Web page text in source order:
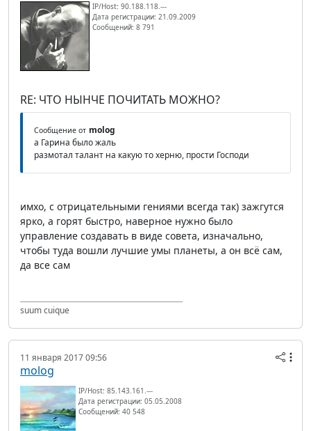
IP/Host: 90.188.118.---
Дата регистрации: 21.09.2009
Сообщений: 8 791
RE: ЧТО НЫНЧЕ ПОЧИТАТЬ МОЖНО?
Сообщение от molog
а Гарина было жаль
размотал талант на какую то херню, прости Господи
имхо, с отрицательными гениями всегда так) зажгутся
ярко, а горят быстро, наверное нужно было
управление создавать в виде совета, изначально,
чтобы туда вошли лучшие умы планеты, а он всё сам,
да все сам
suum cuique
11 января 2017 09:56
molog
IP/Host: 85.143.161.---
Дата регистрации: 05.05.2008
Сообщений: 40 548